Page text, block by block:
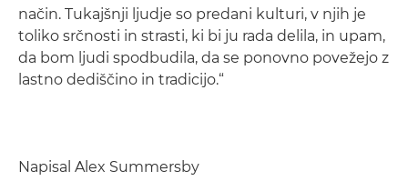
način. Tukajšnji ljudje so predani kulturi, v njih je
toliko srčnosti in strasti, ki bi ju rada delila, in upam,
da bom ljudi spodbudila, da se ponovno povežejo z
lastno dediščino in tradicijo.“
Napisal Alex Summersby